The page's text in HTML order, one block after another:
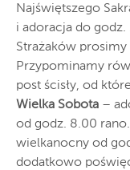
Najświętszego
i adoracja do godz.
Strażaków
Przypominamy
post ścisły, od
Wielka Sobota –
od godz. 8.00
wielkanocny od
dodatkowo